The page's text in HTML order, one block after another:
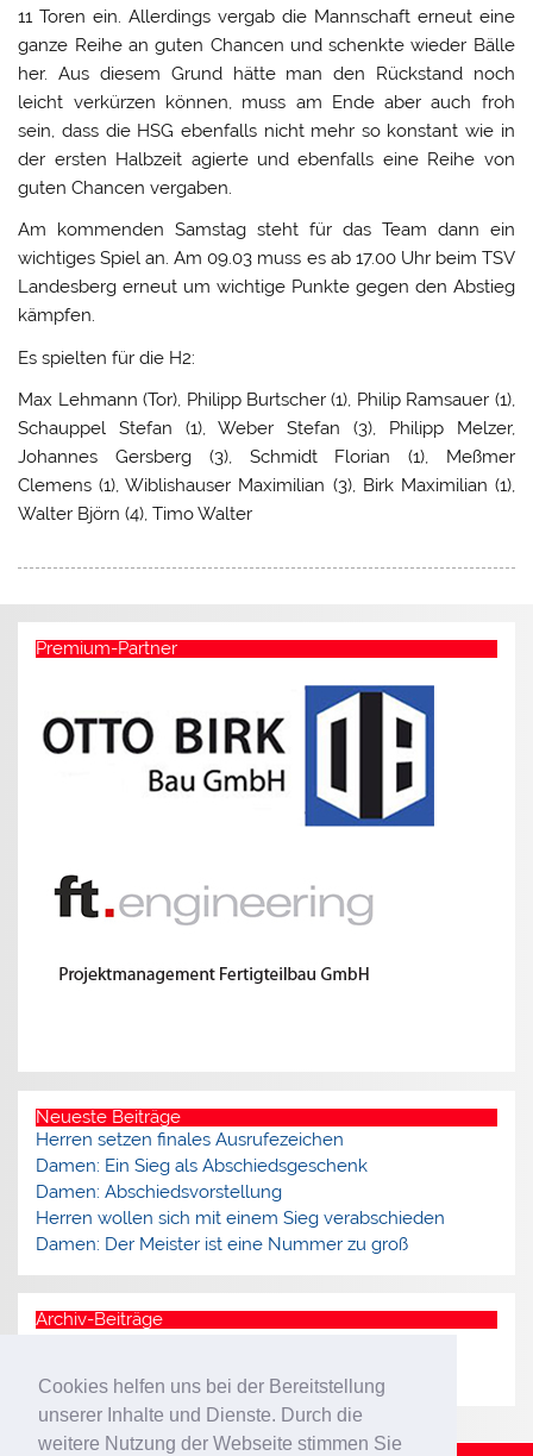
Cookies helfen uns bei der Bereitstellung
unserer Inhalte und Dienste. Durch die
weitere Nutzung der Webseite stimmen Sie
11 Toren ein. Allerdings vergab die Mannschaft erneut eine
ganze Reihe an guten Chancen und schenkte wieder Bälle
her. Aus diesem Grund hätte man den Rückstand noch
leicht verkürzen können, muss am Ende aber auch froh
sein, dass die HSG ebenfalls nicht mehr so konstant wie in
der ersten Halbzeit agierte und ebenfalls eine Reihe von
guten Chancen vergaben.
Am kommenden Samstag steht für das Team dann ein
wichtiges Spiel an. Am 09.03 muss es ab 17.00 Uhr beim TSV
Landesberg erneut um wichtige Punkte gegen den Abstieg
kämpfen.
Es spielten für die H2:
Max Lehmann (Tor), Philipp Burtscher (1), Philip Ramsauer (1),
Schauppel Stefan (1), Weber Stefan (3), Philipp Melzer,
Johannes Gersberg (3), Schmidt Florian (1), Meßmer
Clemens (1), Wiblishauser Maximilian (3), Birk Maximilian (1),
Walter Björn (4), Timo Walter
Premium-Partner
Neueste Beiträge
Herren setzen finales Ausrufezeichen
Damen: Ein Sieg als Abschiedsgeschenk
Damen: Abschiedsvorstellung
Herren wollen sich mit einem Sieg verabschieden
Damen: Der Meister ist eine Nummer zu groß
Archiv-Beiträge